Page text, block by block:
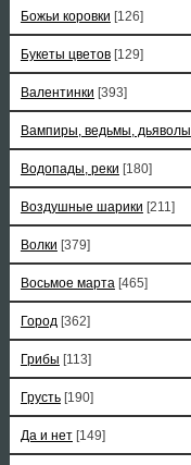
Божьи коровки [126]
Букеты цветов [129]
Валентинки [393]
Вампиры, ведьмы, дьяволы
Водопады, реки [180]
Воздушные шарики [211]
Волки [379]
Восьмое марта [465]
Город [362]
Грибы [113]
Грусть [190]
Да и нет [149]